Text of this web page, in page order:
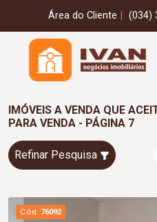
Área do Cliente (034)
IMÓVEIS A VENDA QUE
PARA VENDA - PÁGINA 7
Refinar Pesquisa
Cód. 76092